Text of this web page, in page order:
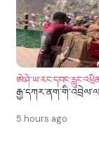
5 hours ago